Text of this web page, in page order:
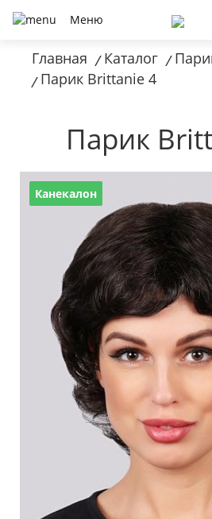
Меню
Главная / Каталог /
/ Парик Brittanie 4
Парик
Канекалон